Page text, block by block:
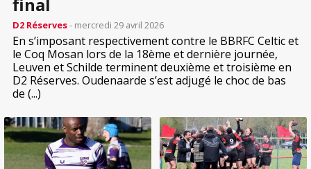
D2 Réserves- mercredi 29 avril 2026
En s’imposant respectivement contre le BBRFC Celtic et
le Coq Mosan lors de la 18ème et dernière journée,
Leuven et Schilde terminent deuxième et troisième en
D2 Réserves. Oudenaarde s’est adjugé le choc de bas
de (...)